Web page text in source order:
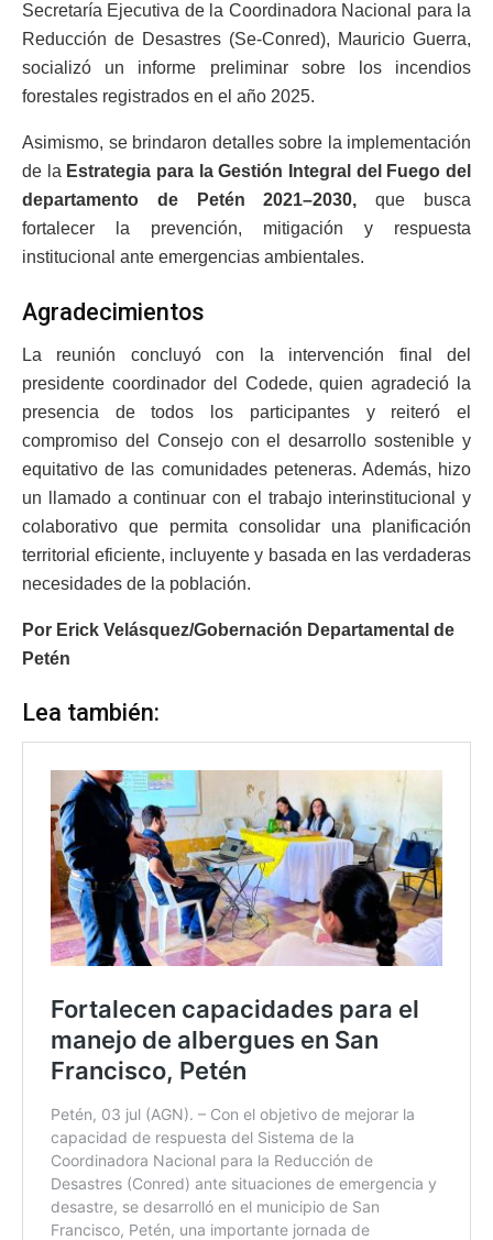
Secretaría Ejecutiva de la Coordinadora Nacional para la
Reducción de Desastres (Se-Conred), Mauricio Guerra,
socializó un informe preliminar sobre los incendios
forestales registrados en el año 2025.
Asimismo, se brindaron detalles sobre la implementación
de la Estrategia para la Gestión Integral del Fuego del
departamento de Petén 2021–2030, que busca
fortalecer la prevención, mitigación y respuesta
institucional ante emergencias ambientales.
Agradecimientos
La reunión concluyó con la intervención final del
presidente coordinador del Codede, quien agradeció la
presencia de todos los participantes y reiteró el
compromiso del Consejo con el desarrollo sostenible y
equitativo de las comunidades peteneras. Además, hizo
un llamado a continuar con el trabajo interinstitucional y
colaborativo que permita consolidar una planificación
territorial eficiente, incluyente y basada en las verdaderas
necesidades de la población.
Por Erick Velásquez/Gobernación Departamental de
Petén
Lea también: